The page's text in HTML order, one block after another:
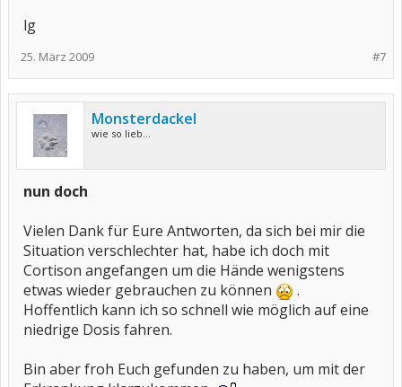
lg
#7
25. März 2009
Monsterdackel
wie so lieb...
nun doch
Vielen Dank für Eure Antworten, da sich bei mir die
Situation verschlechter hat, habe ich doch mit
Cortison angefangen um die Hände wenigstens
etwas wieder gebrauchen zu können
.
Hoffentlich kann ich so schnell wie möglich auf eine
niedrige Dosis fahren.
Bin aber froh Euch gefunden zu haben, um mit der